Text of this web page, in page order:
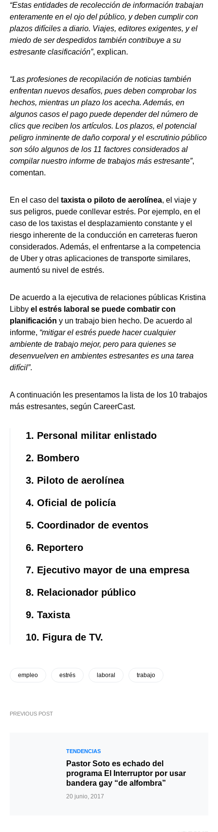
“Estas entidades de recolección de información trabajan
enteramente en el ojo del público, y deben cumplir con
plazos difíciles a diario. Viajes, editores exigentes, y el
miedo de ser despedidos también contribuye a su
estresante clasificación”, explican.
“Las profesiones de recopilación de noticias también
enfrentan nuevos desafíos, pues deben comprobar los
hechos, mientras un plazo los acecha. Además, en
algunos casos el pago puede depender del número de
clics que reciben los artículos. Los plazos, el potencial
peligro inminente de daño corporal y el escrutinio público
son sólo algunos de los 11 factores considerados al
compilar nuestro informe de trabajos más estresante”,
comentan.
En el caso del taxista o piloto de aerolínea, el viaje y
sus peligros, puede conllevar estrés. Por ejemplo, en el
caso de los taxistas el desplazamiento constante y el
riesgo inherente de la conducción en carreteras fueron
considerados. Además, el enfrentarse a la competencia
de Uber y otras aplicaciones de transporte similares,
aumentó su nivel de estrés.
De acuerdo a la ejecutiva de relaciones públicas Kristina
Libby el estrés laboral se puede combatir con
planificación y un trabajo bien hecho. De acuerdo al
informe, “mitigar el estrés puede hacer cualquier
ambiente de trabajo mejor, pero para quienes se
desenvuelven en ambientes estresantes es una tarea
difícil”.
A continuación les presentamos la lista de los 10 trabajos
más estresantes, según CareerCast.
1. Personal militar enlistado
2. Bombero
3. Piloto de aerolínea
4. Oficial de policía
5. Coordinador de eventos
6. Reportero
7. Ejecutivo mayor de una empresa
8. Relacionador público
9. Taxista
10. Figura de TV.
empleo estrés laboral trabajo
PREVIOUS POST
TENDENCIAS
Pastor Soto es echado del
programa El Interruptor por usar
bandera gay “de alfombra”
20 junio, 2017